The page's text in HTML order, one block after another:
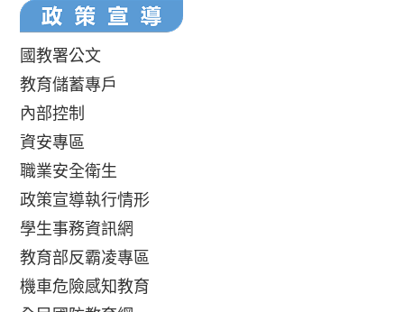
國教署公文
教育儲蓄專戶
內部控制
資安專區
職業安全衛生
政策宣導執行情形
學生事務資訊網
教育部反霸凌專區
機車危險感知教育